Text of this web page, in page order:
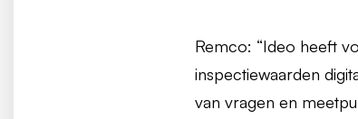
Remco: “Ideo heeft
inspectiewaarden
van vragen en